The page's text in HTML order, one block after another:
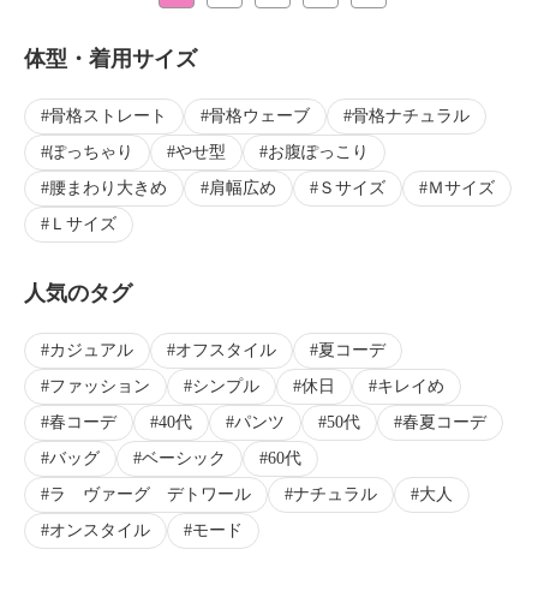
体型・着用サイズ
骨格ストレート 骨格ウェーブ
骨格ナチュラル
ぽっちゃり
やせ型
お腹ぽっこり
腰まわり大きめ
肩幅広め Ｓサイズ
Ｍサイズ
Ｌサイズ
人気のタグ
カジュアル オフスタイル
夏コーデ
ファッション
シンプル 休日
キレイめ
春コーデ
40代 パンツ 50代
春夏コーデ
バッグ
ベーシック
60代
ラ ヴァーグ デトワール
ナチュラル
大人
オンスタイル
モード